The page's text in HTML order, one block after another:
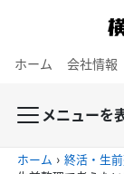
ホーム 会社情報
メニューを
ホーム › 終活・生